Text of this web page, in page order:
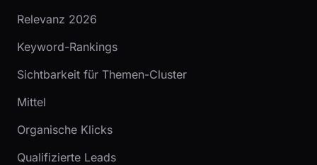
Relevanz 2026
Keyword-Rankings
Sichtbarkeit für Themen-Cluster
Mittel
Organische Klicks
Qualifizierte Leads